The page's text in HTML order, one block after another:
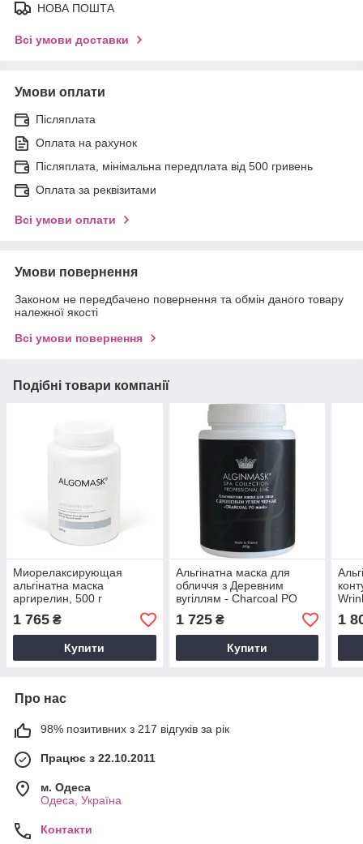
НОВА ПОШТА
Всі умови доставки
Умови оплати
Післяплата
Оплата на рахунок
Післяплата, мінімальна передплата від 500 гривень
Оплата за реквізитами
Всі умови оплати
Умови повернення
Законом не передбачено повернення та обмін даного товару
належної якості
Всі умови повернення
Подібні товари компанії
Миорелаксирующая
альгінатна маска
аргирелин, 500 г
1 765 ₴
Купити
Альгінатна маска для
обличчя з Деревним
вугіллям - Charcoal PO
Mask, 500 г
1 725₴
Купити
1
Про нас
98% позитивних з 217 відгуків за рік
Працює з 22.10.2011
м. Одеса
Одеса, Україна
Контакти